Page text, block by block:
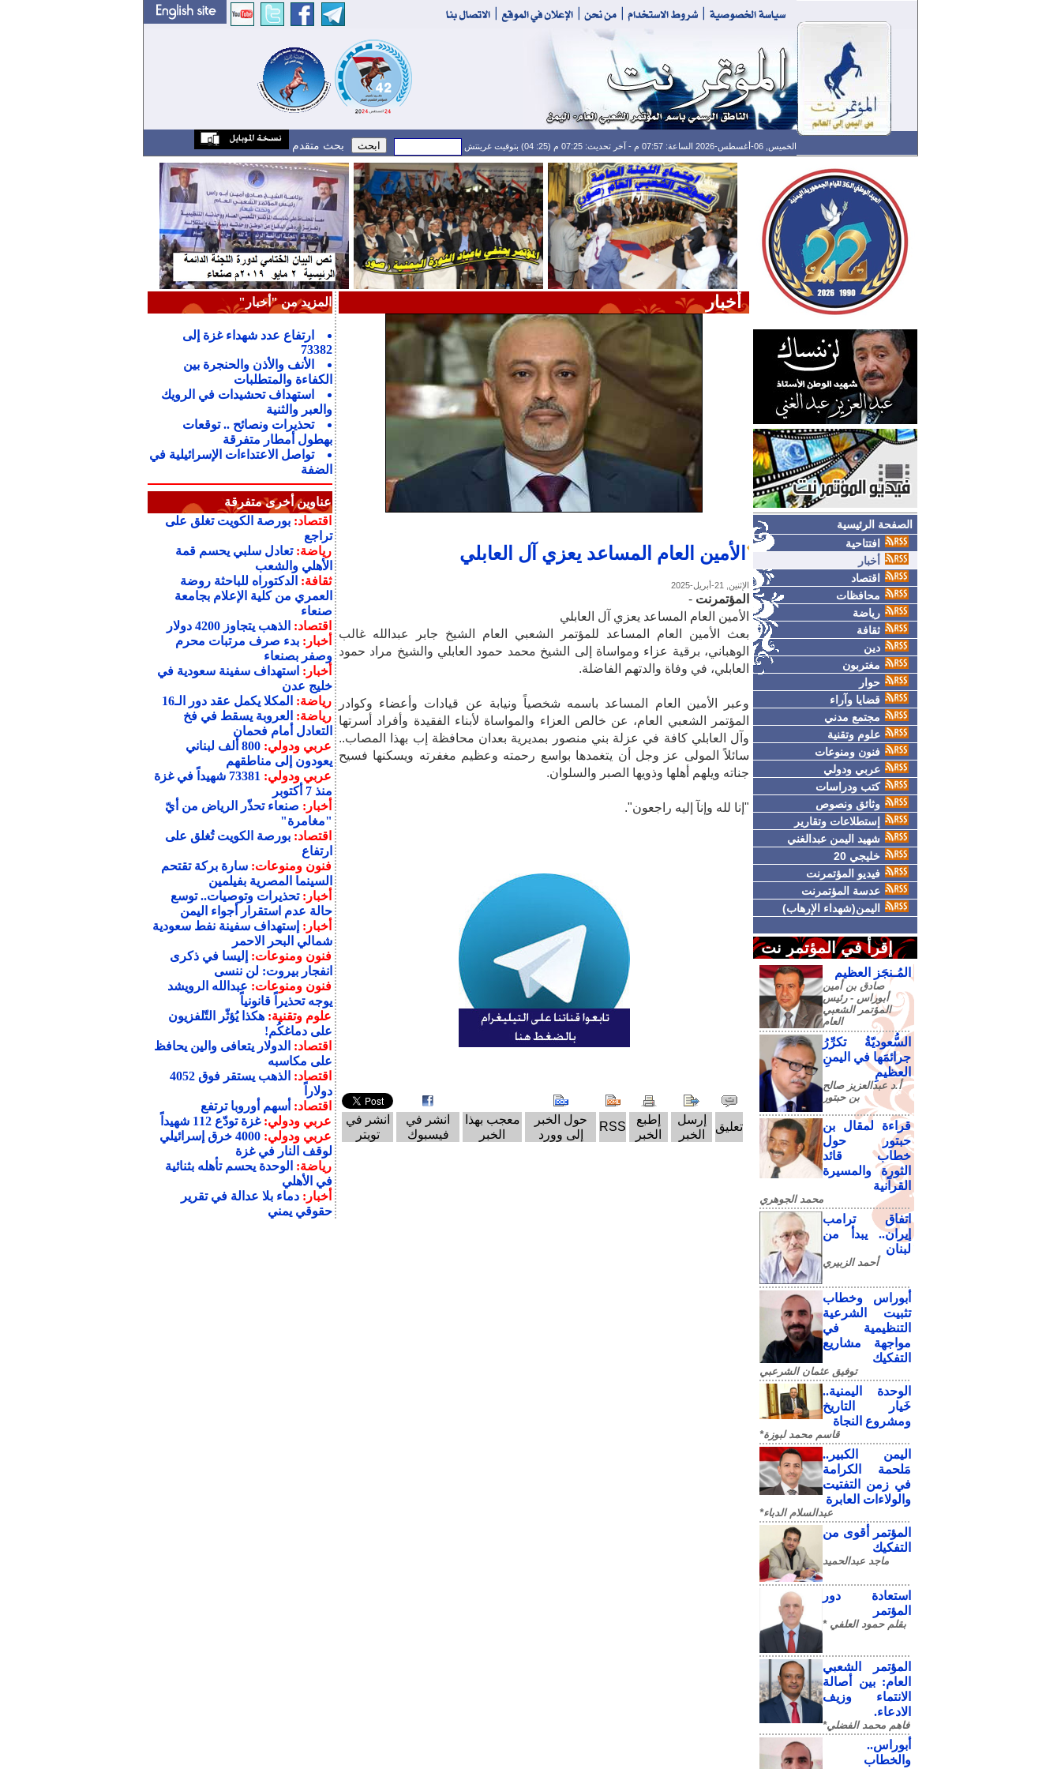
الخميس, 06-أغسطس-2026 الساعة: 07:57 م - آخر تحديث: 07:25 م (25: 04) بتوقيت غرينتش بحث متقدم
الصفحة الرئيسية
افتتاحية
أخبار
اقتصاد
محافظات
رياضة
ثقافة
دين
مغتربون
حوار
قضايا وآراء
مجتمع مدني
علوم وتقنية
فنون ومنوعات
عربي ودولي
كتب ودراسات
وثائق ونصوص
إستطلاعات وتقارير
شهيد اليمن عبدالغني
خليجي 20
فيديو المؤتمرنت
عدسة المؤتمرنت
اليمن(شهداء الإرهاب)
إقرأ في المؤتمر نت
المُـنجَز العظيم
صادق‮ ‬بن‮ ‬أمين‮
‬أبوراس - رئيس‮
‬المؤتمر‮ ‬الشعبي‮
‬العام
السُّعوديّةُ تكرِّرُ
جرائمَها في اليمنِ
العظيمِ
أ.د عبدالعزيز صالح
بن حبتور
قراءة لمقال بن
حبتور حول
خطاب قائد
الثورة والمسيرة
القرآنية
محمد الجوهري
اتفاق ترامب
إيران.. يبدأ من
لبنان
أحمد الزبيري
أبوراس وخطاب
تثبيت الشرعية
التنظيمية في
مواجهة مشاريع
التفكيك
توفيق عثمان الشرعبي
الوحدة اليمنية..
خَيار التاريخ
ومشروع النجاة
قاسم محمد لبوزة*
​اليمن الكبير..
مَلحمة الكرامة
في زمن التفتيت
والولاءات العابرة
عبدالسلام الدباء*
المؤتمر أقوى من
التفكيك
ماجد عبدالحميد
استعادة دور
المؤتمر
بقلم حمود العلفي *
المؤتمر الشعبي
العام: بين أصالة
الانتماء وزيف
الادعاء.
فاهم محمد الفضلي*
أبوراس..
والخطاب
أخبار
الأمين العام المساعد يعزي آل العابلي
الإثنين, 21-أبريل-2025
المؤتمرنت -
الأمين العام المساعد يعزي آل العابلي
بعث الأمين العام المساعد للمؤتمر الشعبي العام الشيخ جابر عبدالله غالب
الوهباني، برقية عزاء ومواساة إلى الشيخ محمد حمود العابلي والشيخ مراد حمود
العابلي، في وفاة والدتهم الفاضلة.
وعبر الأمين العام المساعد باسمه شخصياً ونيابة عن قيادات وأعضاء وكوادر
المؤتمر الشعبي العام، عن خالص العزاء والمواساة لأبناء الفقيدة وأفراد أسرتها
وآل العابلي كافة في عزلة بني منصور بمديرية بعدان محافظة إب بهذا المصاب..
سائلاً المولى عز وجل أن يتغمدها بواسع رحمته وعظيم مغفرته ويسكنها فسيح
جناته ويلهم أهلها وذويها الصبر والسلوان.
"إنا لله وإنآ إليه راجعون".
تعليق
إرسل
الخبر
إطبع
الخبر
RSS
حول الخبر
إلى وورد
معجب بهذا
الخبر
انشر في
فيسبوك
انشر في
تويتر
المزيد من "أخبار"
ارتفاع عدد شهداء غزة إلى
73382
الأنف والأذن والحنجرة بين
الكفاءة والمتطلبات
استهداف تحشيدات في الرويك
والعبر والثنية
تحذيرات ونصائح .. توقعات
بهطول أمطار متفرقة
تواصل الاعتداءات الإسرائيلية في
الضفة
عناوين أخرى متفرقة
اقتصاد:بورصة الكويت تغلق على
تراجع
رياضة:تعادل سلبي يحسم قمة
الأهلي والشعب
ثقافة: الدكتوراه للباحثة روضة
العمري من كلية الإعلام بجامعة
صنعاء
اقتصاد: الذهب يتجاوز 4200 دولار
أخبار:بدء صرف مرتبات محرم
وصفر بصنعاء
أخبار: استهداف سفينة سعودية في
خليج عدن
رياضة: المكلا يكمل عقد دور الـ16
رياضة: العروبة يسقط في فخ
التعادل أمام فحمان
عربي ودولي:
800 ألف لبناني
يعودون إلى مناطقهم
عربي ودولي:
73381 شهيداً في غزة
منذ 7 أكتوبر
أخبار: صنعاء تحذّر الرياض من أيّ
"مغامرة"
اقتصاد:بورصة الكويت تُغلق على
ارتفاع
فنون ومنوعات:سارة بركة تقتحم
السينما المصرية بفيلمين
أخبار:تحذيرات وتوصيات.. توسع
حالة عدم استقرار أجواء اليمن
أخبار: إستهداف سفينة نفط سعودية
شمالي البحر الاحمر
فنون ومنوعات: إليسا في ذكرى
انفجار بيروت: لن ننسى
فنون ومنوعات: عبدالله الرويشد
يوجه تحذيراً قانونياً
علوم وتقنية:هكذا يُؤثّر التّلفزيون
على دماغكُم!
اقتصاد: الدولار يتعافى والين يحافظ
على مكاسبه
اقتصاد:
الذهب يستقر فوق 4052
دولاراً
اقتصاد: أسهم أوروبا ترتفع
عربي ودولي:غزة تودّع 112 شهيداً
عربي ودولي:
4000 خرق إسرائيلي
لوقف النار في غزة
رياضة: الوحدة يحسم تأهله بثنائية
في الأهلي
أخبار:دماء بلا عدالة في تقرير
حقوقي يمني